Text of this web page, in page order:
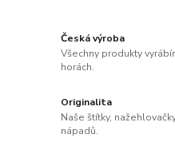
Česká výroba
Všechny produkty
horách.
Originalita
Naše štítky,
nápadů.